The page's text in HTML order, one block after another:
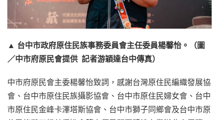
▲ 台中市政府原住民族事務委員會主任委員楊馨怡。（圖
／中市府原民會提供 記者游穎達台中傳真）
中市府原民會主委楊馨怡致詞，感謝台灣原住民編織發展協
會、台中市原住民族攝影協會、台中市原住民婦女會、台中
市原住民金峰卡澤塔斯協會、台中市獅子同鄉會及台中市原